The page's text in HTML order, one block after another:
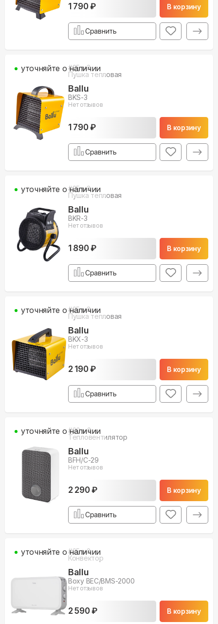
1 790 ₽ В корзину
Сравнить
#25м3
Пушка тепловая
Ballu
BKS-3
Нет отзывов
1 790 ₽ В корзину
уточняйте о наличии
Сравнить
#25м3
Пушка тепловая
Ballu
BKR-3
Нет отзывов
1 890 ₽ В корзину
уточняйте о наличии
Сравнить
#25м3
Пушка тепловая
Ballu
BKX-3
Нет отзывов
2 190 ₽ В корзину
уточняйте о наличии
Сравнить
#20м3
Тепловентилятор
Ballu
BFH/С-29
Нет отзывов
2 290 ₽ В корзину
уточняйте о наличии
Сравнить
#25м3
Конвектор
Ballu
Boxy BEC/BMS-2000
Нет отзывов
2 590 ₽ В корзину
уточняйте о наличии